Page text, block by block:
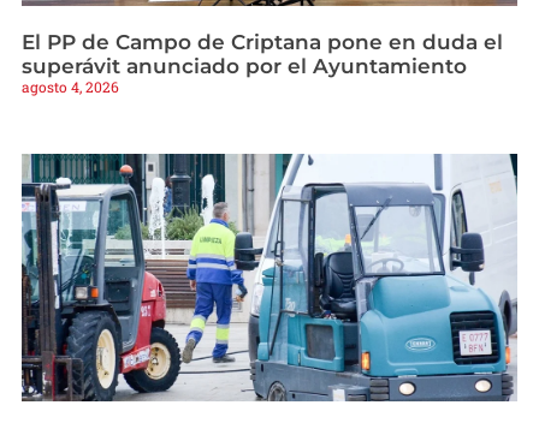
El PP de Campo de Criptana pone en duda el
superávit anunciado por el Ayuntamiento
agosto 4, 2026